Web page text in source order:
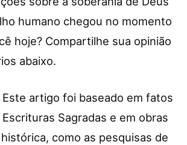
humano chegou no momento
hoje? Compartilhe sua opinião
abaixo.
Este artigo foi baseado em fatos
Sagradas e em obras
como as pesquisas de